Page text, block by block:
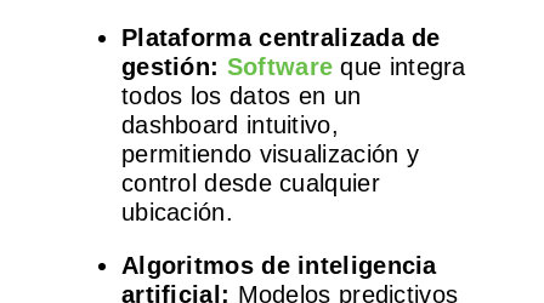
Plataforma centralizada de
gestión: Software que integra
todos los datos en un
dashboard intuitivo,
permitiendo visualización y
control desde cualquier
ubicación.
Algoritmos de inteligencia
artificial: Modelos predictivos